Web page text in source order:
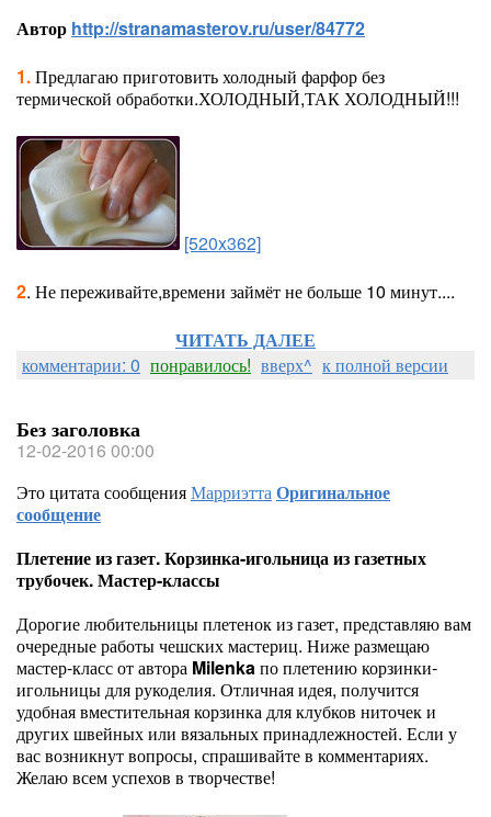
Автор http://stranamasterov.ru/user/84772
1.Предлагаю приготовить холодный фарфор без
термической обработки.ХОЛОДНЫЙ,ТАК ХОЛОДНЫЙ!!!
[520x362]
2. Не переживайте,времени займёт не больше 10 минут....
ЧИТАТЬ ДАЛЕЕ
комментарии: 0 понравилось! вверх^ к полной версии
Без заголовка
12-02-2016 00:00
Это цитата сообщенияМарриэттаОригинальное
сообщение
Плетение из газет. Корзинка-игольница из газетных
трубочек. Мастер-классы
Дорогие любительницы плетенок из газет, представляю вам
очередные работы чешских мастериц. Ниже размещаю
мастер-класс от автора Milenkaпо плетению корзинки-
игольницы для рукоделия. Отличная идея, получится
удобная вместительная корзинка для клубков ниточек и
других швейных или вязальных принадлежностей. Если у
вас возникнут вопросы, спрашивайте в комментариях.
Желаю всем успехов в творчестве!